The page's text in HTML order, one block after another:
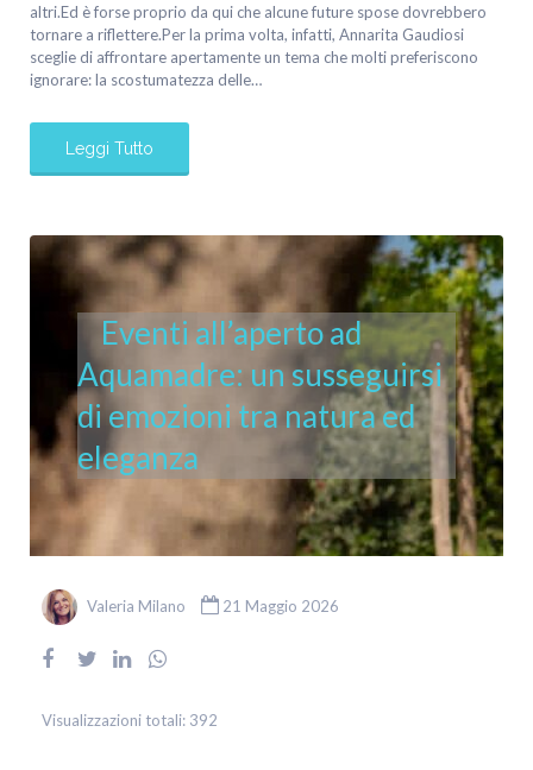
altri.Ed è forse proprio da qui che alcune future spose dovrebbero
tornare a riflettere.Per la prima volta, infatti, Annarita Gaudiosi
sceglie di affrontare apertamente un tema che molti preferiscono
ignorare: la scostumatezza delle…
Leggi Tutto
Eventi all’aperto ad
Aquamadre: un susseguirsi
di emozioni tra natura ed
eleganza
Valeria Milano 21 Maggio 2026
Visualizzazioni totali: 392